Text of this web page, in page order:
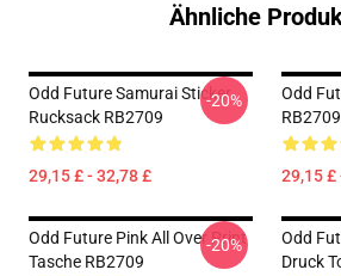
Ähnliche
Odd Future Samurai Sticker
Rucksack RB2709
29,15 £ - 32,78 £
-20%
Odd
RB2709
29,15 £
Odd Future Pink All Over Print
Tasche RB2709
-20%
Odd
Druck